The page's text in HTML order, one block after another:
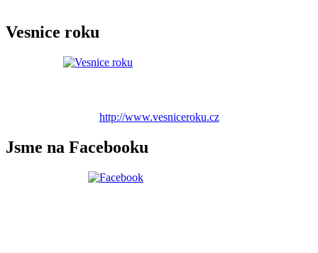
Vesnice roku
http://www.vesniceroku.cz
Jsme na Facebooku